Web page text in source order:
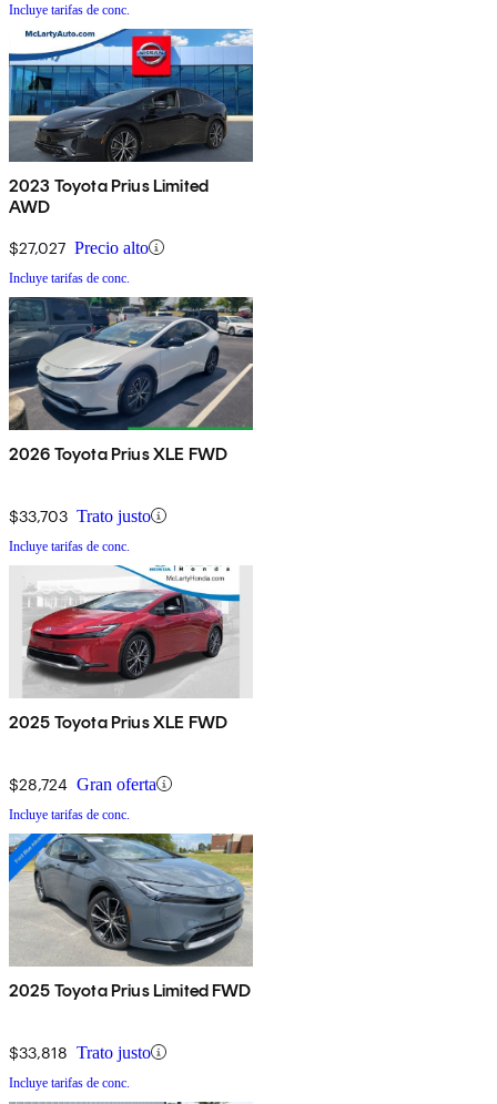
Incluye tarifas de conc.
2023 Toyota Prius Limited
AWD
$27,027 Precio alto
Incluye tarifas de conc.
2026 Toyota Prius XLE FWD
$33,703 Trato justo
Incluye tarifas de conc.
2025 Toyota Prius XLE FWD
$28,724 Gran oferta
Incluye tarifas de conc.
2025 Toyota Prius Limited FWD
$33,818 Trato justo
Incluye tarifas de conc.